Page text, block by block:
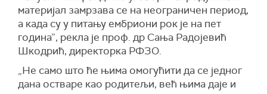
материјал замрзава се на неограничен период,
а када су у питању ембриони рок је на пет
година”, рекла је проф. др Сања Радојевић
Шкодрић, директорка РФЗО.
„Не само што ће њима омогућити да се једног
дана остваре као родитељи, већ њима даје и